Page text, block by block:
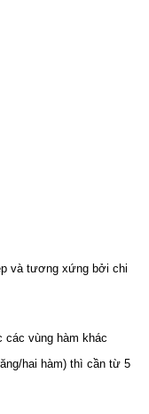
và tương xứng bởi chi
các vùng hàm khác
hai hàm) thì cần từ 5